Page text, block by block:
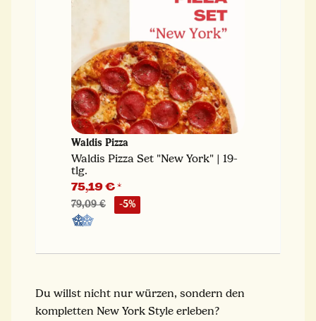
Waldis Pizza
Waldis Pizza Set "New York" | 19-
tlg.
75,19 €*
79,09 € -5%
Du willst nicht nur würzen, sondern den
kompletten New York Style erleben?